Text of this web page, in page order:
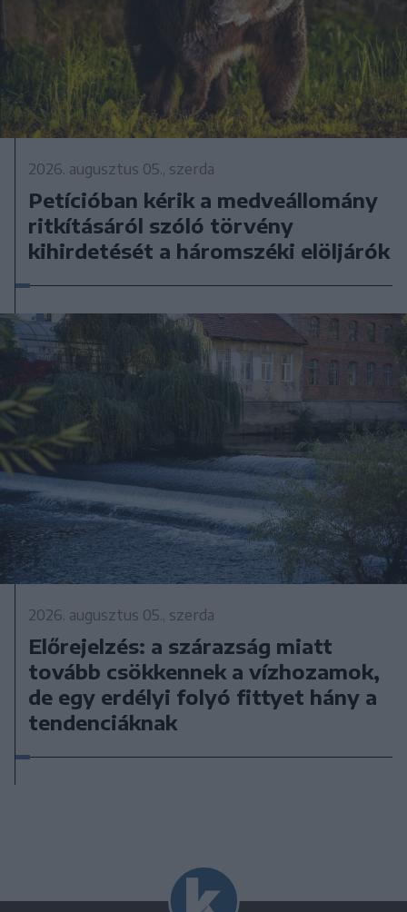
2026. augusztus 05., szerda
Petícióban kérik a medveállomány
ritkításáról szóló törvény
kihirdetését a háromszéki elöljárók
2026. augusztus 05., szerda
Előrejelzés: a szárazság miatt
tovább csökkennek a vízhozamok,
de egy erdélyi folyó fittyet hány a
tendenciáknak